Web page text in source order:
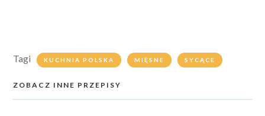
Tagi KUCHNIA POLSKA MIĘSNE SYCĄCE
ZOBACZ INNE PRZEPISY